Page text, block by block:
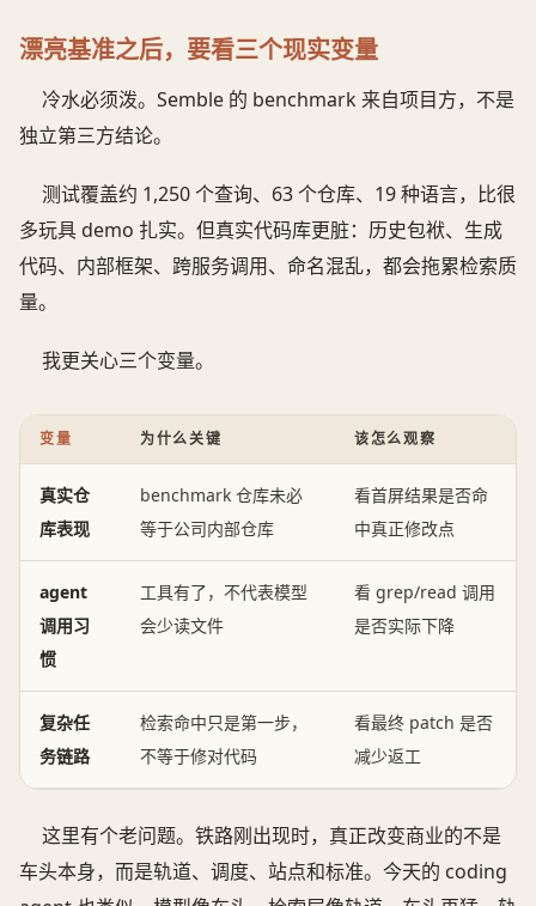
漂亮基准之后，要看三个现实变量
冷水必须泼。Semble 的 benchmark 来自项目方，不是
独立第三方结论。
测试覆盖约 1,250 个查询、63 个仓库、19 种语言，比很
多玩具 demo 扎实。但真实代码库更脏：历史包袱、生成
代码、内部框架、跨服务调用、命名混乱，都会拖累检索质
量。
我更关心三个变量。
变量 为什么关键 该怎么观察
真实仓
库表现
benchmark 仓库未必
等于公司内部仓库
看首屏结果是否命
中真正修改点
agent
调用习
惯
工具有了，不代表模型
会少读文件
看 grep/read 调用
是否实际下降
复杂任
务链路
检索命中只是第一步，
不等于修对代码
看最终 patch 是否
减少返工
这里有个老问题。铁路刚出现时，真正改变商业的不是
车头本身，而是轨道、调度、站点和标准。今天的 coding